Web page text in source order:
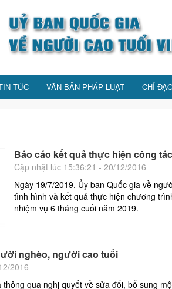
TỨC VĂN BẢN PHÁP LUẬT CHỈ
Báo cáo kết quả thực hiện công
Cập nhật lúc 15:36:21 - 20/12/2016
Ngày 19/7/2019, Ủy ban Quốc gia về
tình hình và kết quả thực hiện chương
nhiệm vụ 6 tháng cuối năm 2019.
nghèo, người cao tuổi
2016
qua nghị quyết về sửa đổi, bổ sung